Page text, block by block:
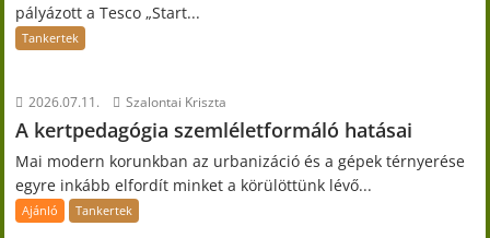
pályázott a Tesco „Start...
Tankertek
2026.07.11. Szalontai Kriszta
A kertpedagógia szemléletformáló hatásai
Mai modern korunkban az urbanizáció és a gépek térnyerése
egyre inkább elfordít minket a körülöttünk lévő...
Ajánló Tankertek